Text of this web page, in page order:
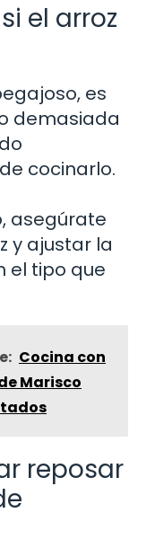
el arroz
es
demasiada
cocinarlo.
asegúrate
y ajustar la
el tipo que
Cocina con
Marisco
reposar